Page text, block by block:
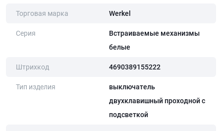
Торговая марка Werkel
Серия
Встраиваемые механизмы
белые
Штрихкод 4690389155222
Тип изделия
выключатель
двухклавишный проходной с
подсветкой